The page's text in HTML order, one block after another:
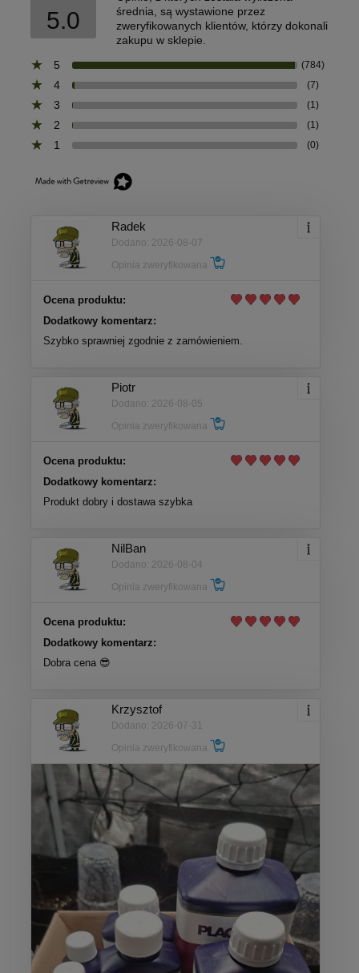
5.0
średnia, są wystawione przez
zweryfikowanych klientów, którzy dokonali
zakupu w sklepie.
5
(784)
4 (7)
3 (1)
2 (1)
1 (0)
Radek
Dodano: 2026-08-07
Opinia zweryfikowana
Ocena produktu:
Dodatkowy komentarz:
Szybko sprawniej zgodnie z zamówieniem.
Piotr
Dodano: 2026-08-05
Opinia zweryfikowana
Ocena produktu:
Dodatkowy komentarz:
Produkt dobry i dostawa szybka
NilBan
Dodano: 2026-08-04
Opinia zweryfikowana
Ocena produktu:
Dodatkowy komentarz:
Dobra cena 😎
Krzysztof
Dodano: 2026-07-31
Opinia zweryfikowana